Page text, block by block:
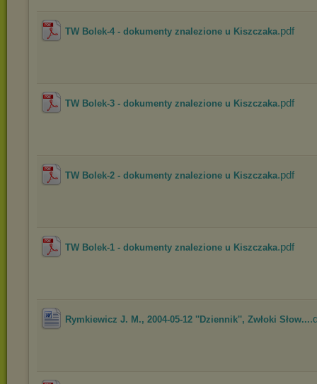
TW Bolek-4 - dokumenty znalezione u Kiszczaka.pdf
TW Bolek-3 - dokumenty znalezione u Kiszczaka.pdf
TW Bolek-2 - dokumenty znalezione u Kiszczaka.pdf
TW Bolek-1 - dokumenty znalezione u Kiszczaka.pdf
Rymkiewicz J. M., 2004-05-12 ''Dziennik'', Zwłoki Słow...